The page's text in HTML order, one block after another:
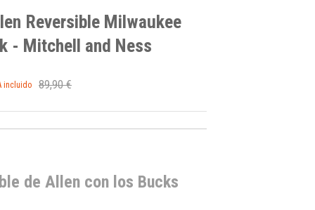
Reversible Milwaukee
- Mitchell and Ness
incluido 89,90 €
de Allen con los Bucks